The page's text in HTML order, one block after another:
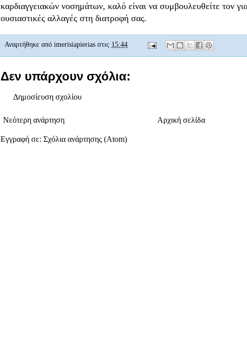
καρδιαγγειακών νοσημάτων, καλό είναι να συμβουλευθείτε τον
ουσιαστικές αλλαγές στη διατροφή σας.
Αναρτήθηκε από imerisiapierias στις 15:44
Δεν υπάρχουν σχόλια:
Δημοσίευση σχολίου
Νεότερη ανάρτηση Αρχική σελίδα
Εγγραφή σε: Σχόλια ανάρτησης (Atom)